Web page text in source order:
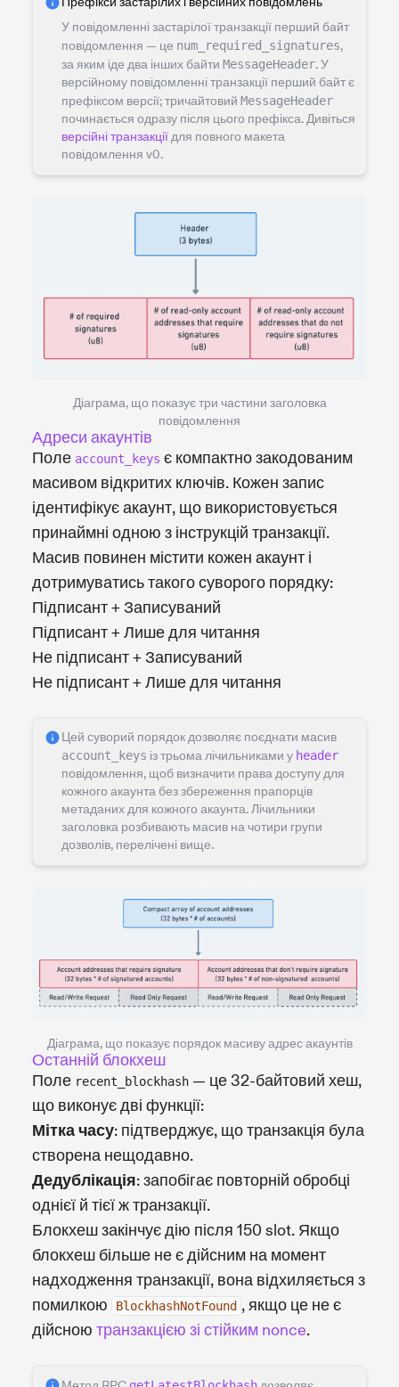
У повідомленні застарілої транзакції перший байт
повідомлення — це num_required_signatures,
за яким іде два інших байти MessageHeader. У
версійному повідомленні транзакції перший байт є
префіксом версії; тричайтовий MessageHeader
починається одразу після цього префікса. Дивіться
версійні транзакціїдля повного макета
повідомлення v0.
Діаграма, що показує три частини заголовка
повідомлення
Адреси акаунтів
Поле account_keys є компактно закодованим
масивом відкритих ключів. Кожен запис
ідентифікує акаунт, що використовується
принаймні одною з інструкцій транзакції.
Масив повинен містити кожен акаунт і
дотримуватись такого суворого порядку:
Підписант + Записуваний
Підписант + Лише для читання
Не підписант + Записуваний
Не підписант + Лише для читання
Цей суворий порядок дозволяє поєднати масив
account_keys із трьома лічильниками у header
повідомлення, щоб визначити права доступу для
кожного акаунта без збереження прапорців
метаданих для кожного акаунта. Лічильники
заголовка розбивають масив на чотири групи
дозволів, перелічені вище.
Діаграма, що показує порядок масиву адрес акаунтів
Останній блокхеш
Поле recent_blockhash — це 32-байтовий хеш,
що виконує дві функції:
Мітка часу: підтверджує, що транзакція була
створена нещодавно.
Дедублікація: запобігає повторній обробці
однієї й тієї ж транзакції.
Блокхеш закінчує дію після 150 slot. Якщо
блокхеш більше не є дійсним на момент
надходження транзакції, вона відхиляється з
помилкою
BlockhashNotFound , якщо це не є
дійсною транзакцією зі стійким nonce.